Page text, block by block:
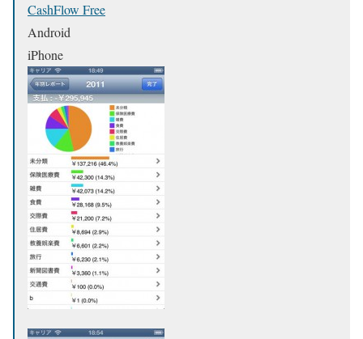
CashFlow Free
Android
iPhone